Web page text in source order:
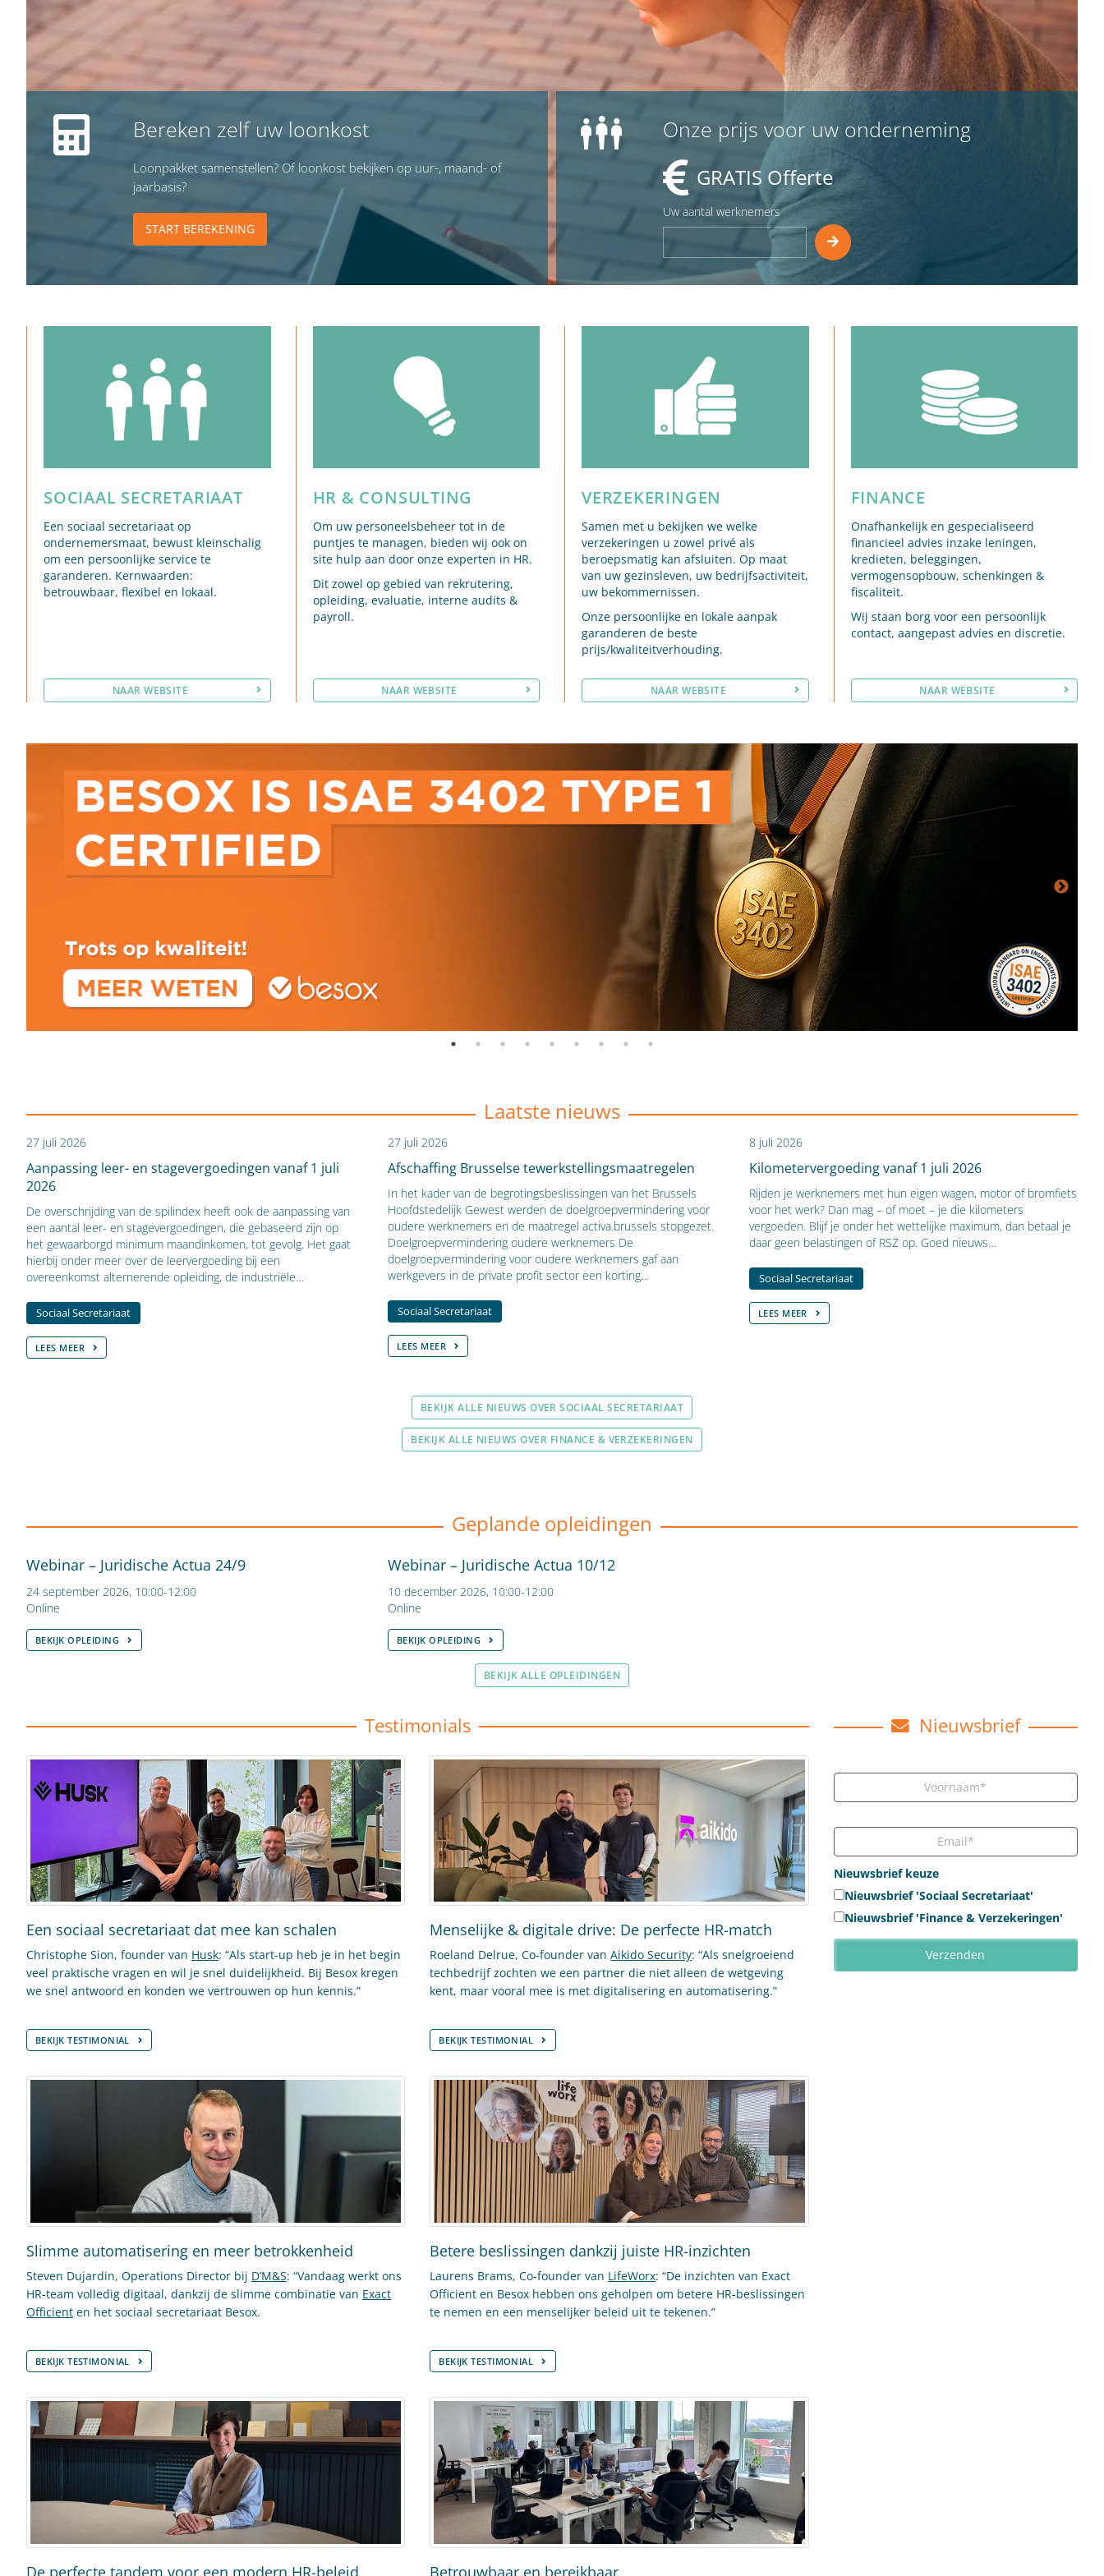
Bereken zelf uw loonkost
Loonpakket samenstellen? Of loonkost bekijken op uur-, maand- of
jaarbasis?
START BEREKENING
Onze prijs voor uw onderneming
GRATIS Offerte
Uw aantal werknemers
SOCIAAL SECRETARIAAT
Een sociaal secretariaat op
ondernemersmaat, bewust kleinschalig
om een persoonlijke service te
garanderen. Kernwaarden:
betrouwbaar, flexibel en lokaal.
NAAR WEBSITE
HR & CONSULTING
Om uw personeelsbeheer tot in de
puntjes te managen, bieden wij ook on
site hulp aan door onze experten in HR.
Dit zowel op gebied van rekrutering,
opleiding, evaluatie, interne audits &
payroll.
NAAR WEBSITE
VERZEKERINGEN
Samen met u bekijken we welke
verzekeringen u zowel privé als
beroepsmatig kan afsluiten. Op maat
van uw gezinsleven, uw bedrijfsactiviteit,
uw bekommernissen.
Onze persoonlijke en lokale aanpak
garanderen de beste
prijs/kwaliteitverhouding.
NAAR WEBSITE
FINANCE
Onafhankelijk en gespecialiseerd
financieel advies inzake leningen,
kredieten, beleggingen,
vermogensopbouw, schenkingen &
fiscaliteit.
Wij staan borg voor een persoonlijk
contact, aangepast advies en discretie.
NAAR WEBSITE
Laatste nieuws
27 juli 2026
Aanpassing leer- en stagevergoedingen vanaf 1 juli
2026
De overschrijding van de spilindex heeft ook de aanpassing van
een aantal leer- en stagevergoedingen, die gebaseerd zijn op
het gewaarborgd minimum maandinkomen, tot gevolg. Het gaat
hierbij onder meer over de leervergoeding bij een
overeenkomst alternerende opleiding, de industriële…
Sociaal Secretariaat
LEES MEER
27 juli 2026
Afschaffing Brusselse tewerkstellingsmaatregelen
In het kader van de begrotingsbeslissingen van het Brussels
Hoofdstedelijk Gewest werden de doelgroepvermindering voor
oudere werknemers en de maatregel activa.brussels stopgezet.
Doelgroepvermindering oudere werknemers De
doelgroepvermindering voor oudere werknemers gaf aan
werkgevers in de private profit sector een korting…
Sociaal Secretariaat
LEES MEER
8 juli 2026
Kilometervergoeding vanaf 1 juli 2026
​Rijden je werknemers met hun eigen wagen, motor of bromfiets
voor het werk? Dan mag – of moet – je die kilometers
vergoeden. Blijf je onder het wettelijke maximum, dan betaal je
daar geen belastingen of RSZ op. Goed nieuws…
Sociaal Secretariaat
LEES MEER
BEKIJK ALLE NIEUWS OVER SOCIAAL SECRETARIAAT
BEKIJK ALLE NIEUWS OVER FINANCE & VERZEKERINGEN
Geplande opleidingen
Webinar – Juridische Actua 24/9
24 september 2026, 10:00-12:00
Online
BEKIJK OPLEIDING
Webinar – Juridische Actua 10/12
10 december 2026, 10:00-12:00
Online
BEKIJK OPLEIDING
BEKIJK ALLE OPLEIDINGEN
Testimonials
Een sociaal secretariaat dat mee kan schalen
Christophe Sion, founder van Husk: “Als start-up heb je in het begin
veel praktische vragen en wil je snel duidelijkheid. Bij Besox kregen
we snel antwoord en konden we vertrouwen op hun kennis.”
BEKIJK TESTIMONIAL
Menselijke & digitale drive: De perfecte HR-match
Roeland Delrue, Co-founder vanAikido Security: “Als snelgroeiend
techbedrijf zochten we een partner die niet alleen de wetgeving
kent, maar vooral mee is met digitalisering en automatisering.”
BEKIJK TESTIMONIAL
Slimme automatisering en meer betrokkenheid
Steven Dujardin, Operations Director bij D’M&S: “Vandaag werkt ons
HR-team volledig digitaal, dankzij de slimme combinatie van Exact
Officient en het sociaal secretariaat Besox.
BEKIJK TESTIMONIAL
Betere beslissingen dankzij juiste HR-inzichten
Laurens Brams, Co-founder van LifeWorx: “De inzichten van Exact
Officient en Besox hebben ons geholpen om betere HR-beslissingen
te nemen en een menselijker beleid uit te tekenen.”
BEKIJK TESTIMONIAL
De perfecte tandem voor een modern HR-beleid Betrouwbaar en bereikbaar
Nieuwsbrief
Nieuwsbrief keuze
Nieuwsbrief 'Sociaal Secretariaat'
Nieuwsbrief 'Finance & Verzekeringen'